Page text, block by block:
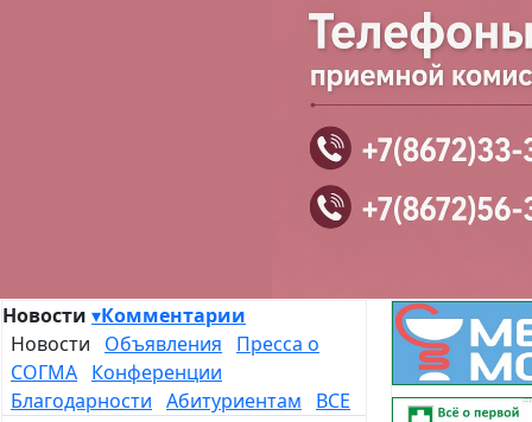
Новости ▾Комментарии
Новости Объявления
Пресса о
СОГМА Конференции
Благодарности Абитуриентам
ВСЕ